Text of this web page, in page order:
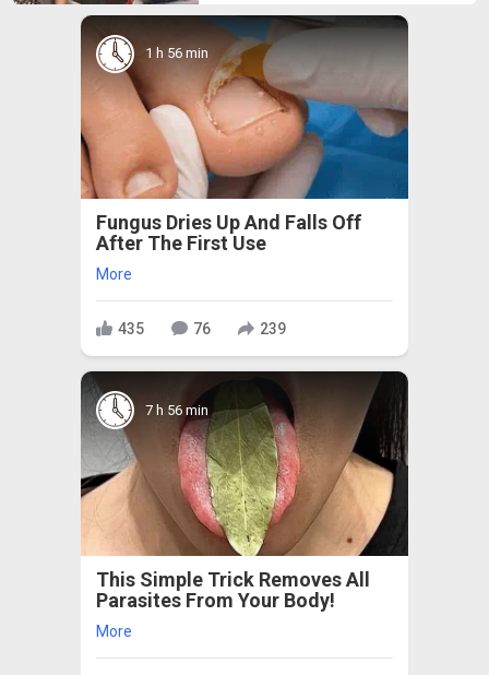
1 h 56 min
Fungus Dries Up And Falls Off
After The First Use
More
435 76 239
7 h 56 min
This Simple Trick Removes All
Parasites From Your Body!
More